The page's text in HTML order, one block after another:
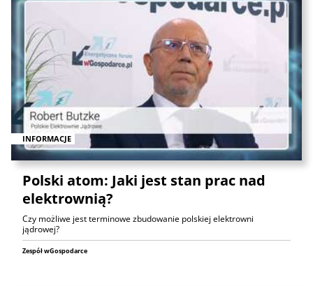
INFORMACJE
Polski atom: Jaki jest stan prac nad
elektrownią?
Czy możliwe jest terminowe zbudowanie polskiej elektrowni
jądrowej?
Zespół wGospodarce